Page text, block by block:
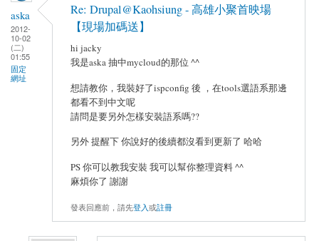
aska
2012-
10-02
(二)
01:55
固定
網址
Re: Drupal@Kaohsiung - 高雄小聚首映場
【現場加碼送】
hi jacky
我是aska 抽中mycloud的那位 ^^
想請教你，我裝好了ispconfig 後 ，在tools選語系那邊
都看不到中文呢
請問是要另外怎樣安裝語系嗎??
另外 提醒下 你說好的後續都沒看到更新了 哈哈
PS 你可以教我安裝 我可以幫你整理資料 ^^
麻煩你了 謝謝
發表回應前，請先登入或註冊